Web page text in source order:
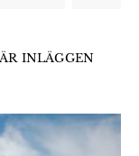
INLÄGGEN